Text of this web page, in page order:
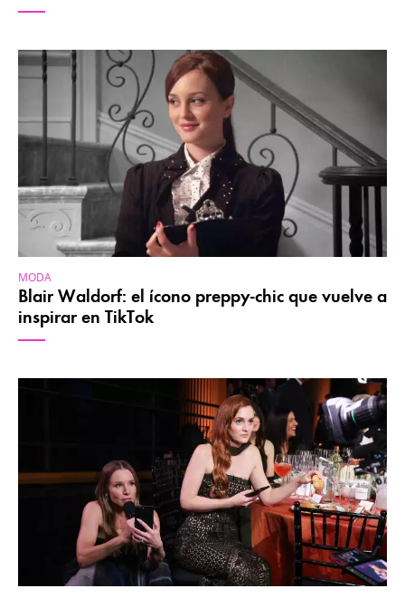
MODA
Blair Waldorf: el ícono preppy-chic que vuelve a
inspirar en TikTok